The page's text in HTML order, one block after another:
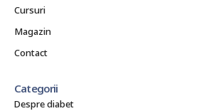
Cursuri
Magazin
Contact
Categorii
Despre diabet